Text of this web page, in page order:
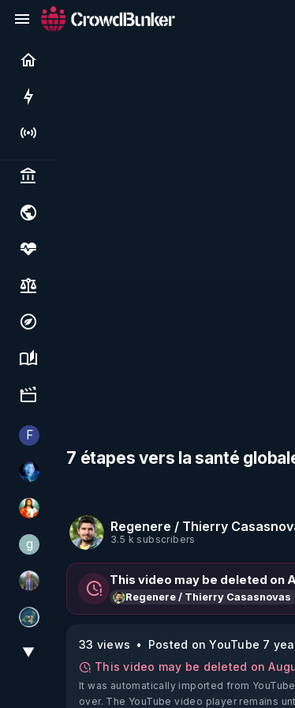
Live
Politics & institutions
Society, justice & freedoms
Economy, environment & technology
Science, history & spirituality
Culture, media & entertainment
FFinalscape
AH2020
L'autre son de cloche
ggilo59
Nicolas BOUVIER
Réinformation sur le monde
▼
7 étapes vers la santé
Regenere / Thierry
3.5 k subscribers
This video may be deleted on
Regenere / Thierry Casasnovas
33 views
Posted on YouTube 7
This video may be deleted on
It was automatically imported from
over. The YouTube video player remains